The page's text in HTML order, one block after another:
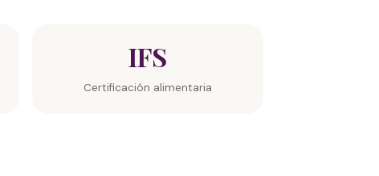
IFS
Certificación alimentaria